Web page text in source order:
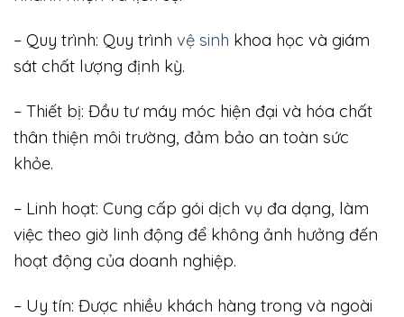
– Quy trình: Quy trình vệ sinh khoa học và giám
sát chất lượng định kỳ.
– Thiết bị: Đầu tư máy móc hiện đại và hóa chất
thân thiện môi trường, đảm bảo an toàn sức
khỏe.
– Linh hoạt: Cung cấp gói dịch vụ đa dạng, làm
việc theo giờ linh động để không ảnh hưởng đến
hoạt động của doanh nghiệp.
– Uy tín: Được nhiều khách hàng trong và ngoài